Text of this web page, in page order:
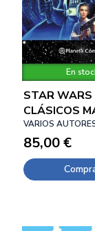
En
STAR WARS
CLÁSICOS
USA 02
VARIOS
85,00 €